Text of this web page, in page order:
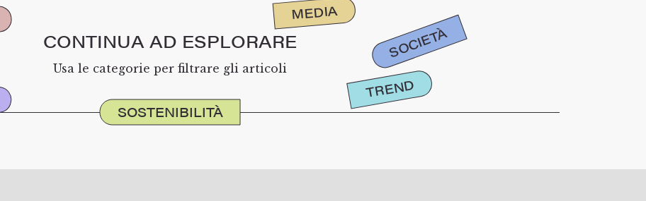
CONTINUA AD ESPLORARE
Usa le categorie per filtrare gli articoli
SOSTENIBILITÀ
MEDIA
SOCIETÀ
TREND